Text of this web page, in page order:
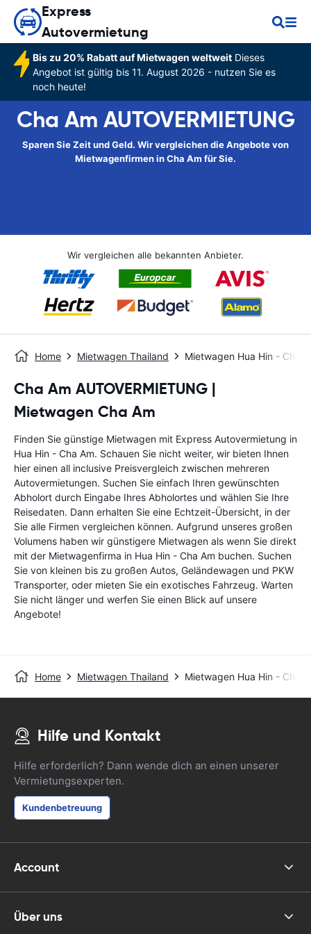
Express
Autovermietung
Bis zu 20% Rabatt auf Mietwagen weltweitDieses
Angebot ist gültig bis 11. August 2026 - nutzen Sie es
noch heute!
Cha Am AUTOVERMIETUNG
Sparen Sie Zeit und Geld. Wir vergleichen die Angebote von
Mietwagenfirmen in Cha Am für Sie.
Wir vergleichen alle bekannten Anbieter.
Home Mietwagen Thailand Mietwagen Hua Hin - Cha
Cha Am AUTOVERMIETUNG |
Mietwagen Cha Am
Finden Sie günstige Mietwagen mit Express Autovermietung in
Hua Hin - Cha Am. Schauen Sie nicht weiter, wir bieten Ihnen
hier einen all inclusive Preisvergleich zwischen mehreren
Autovermietungen. Suchen Sie einfach Ihren gewünschten
Abholort durch Eingabe Ihres Abholortes und wählen Sie Ihre
Reisedaten. Dann erhalten Sie eine Echtzeit-Übersicht, in der
Sie alle Firmen vergleichen können. Aufgrund unseres großen
Volumens haben wir günstigere Mietwagen als wenn Sie direkt
mit der Mietwagenfirma in Hua Hin - Cha Am buchen. Suchen
Sie von kleinen bis zu großen Autos, Geländewagen und PKW
Transporter, oder mieten Sie ein exotisches Fahrzeug. Warten
Sie nicht länger und werfen Sie einen Blick auf unsere
Angebote!
Home Mietwagen Thailand Mietwagen Hua Hin - Cha
Hilfe und Kontakt
Hilfe erforderlich? Dann wende dich an einen unserer
Vermietungsexperten.
Kundenbetreuung
Account
Über uns